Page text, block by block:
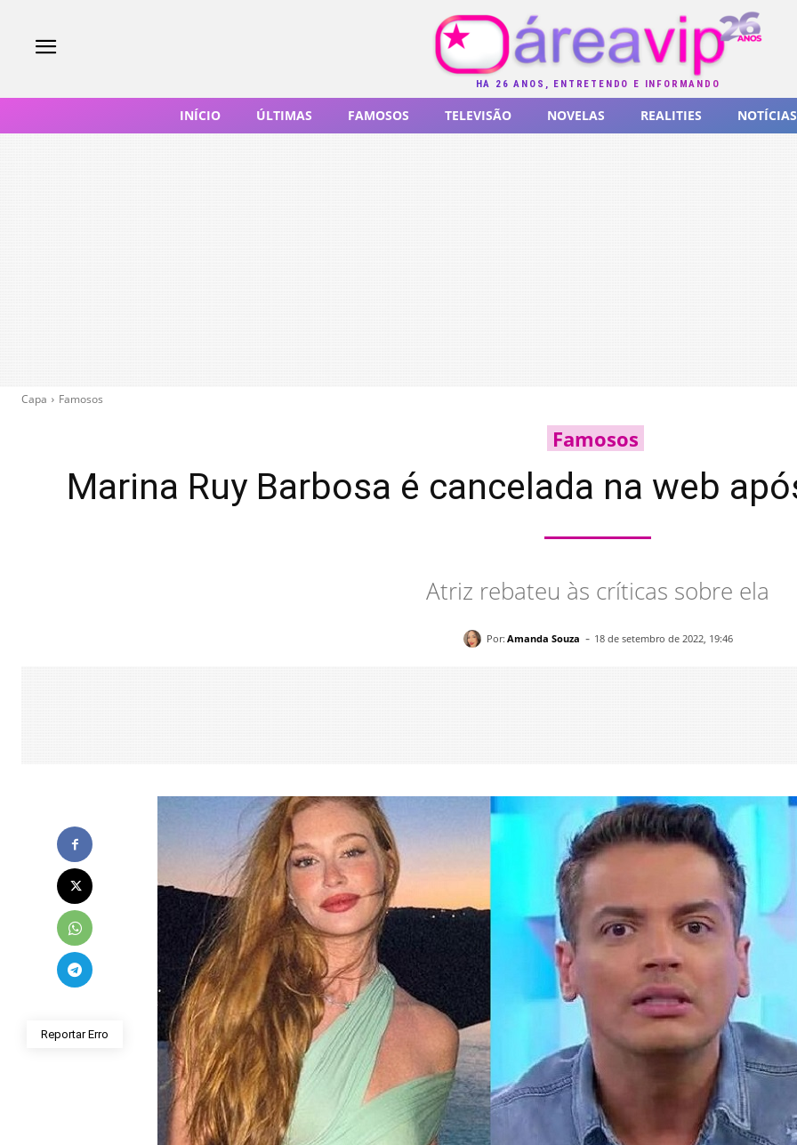
HÁ 26 ANOS, ENTRETENDO E INFORMANDO
INÍCIO ÚLTIMAS FAMOSOS TELEVISÃO NOVELAS REALITIES NOTÍCIAS
Capa Famosos
Famosos
Marina Ruy Barbosa é cancelada na web
Atriz rebateu às críticas sobre ela
Por: Amanda Souza - 18 de setembro de 2022, 19:46
Reportar Erro